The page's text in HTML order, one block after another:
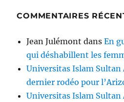
COMMENTAIRES
Jean Julémont dansEn
qui déshabillent les
Universitas Islam Sultan
dernier rodéo pour
Universitas Islam Sultan